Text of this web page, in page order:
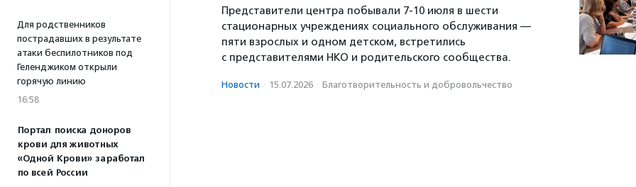
Для родственников
пострадавших в результате
атаки беспилотников под
Геленджиком открыли
горячую линию
16:58
Портал поиска доноров
крови для животных
«Одной Крови» заработал
по всей России
Представители центра побывали 7-10 июля в шести
стационарных учреждениях социального обслуживания —
пяти взрослых и одном детском, встретились
с представителями НКО и родительского сообщества.
Новости · 15.07.2026 · Благотвори­тель­ность и доброволь­чест­во